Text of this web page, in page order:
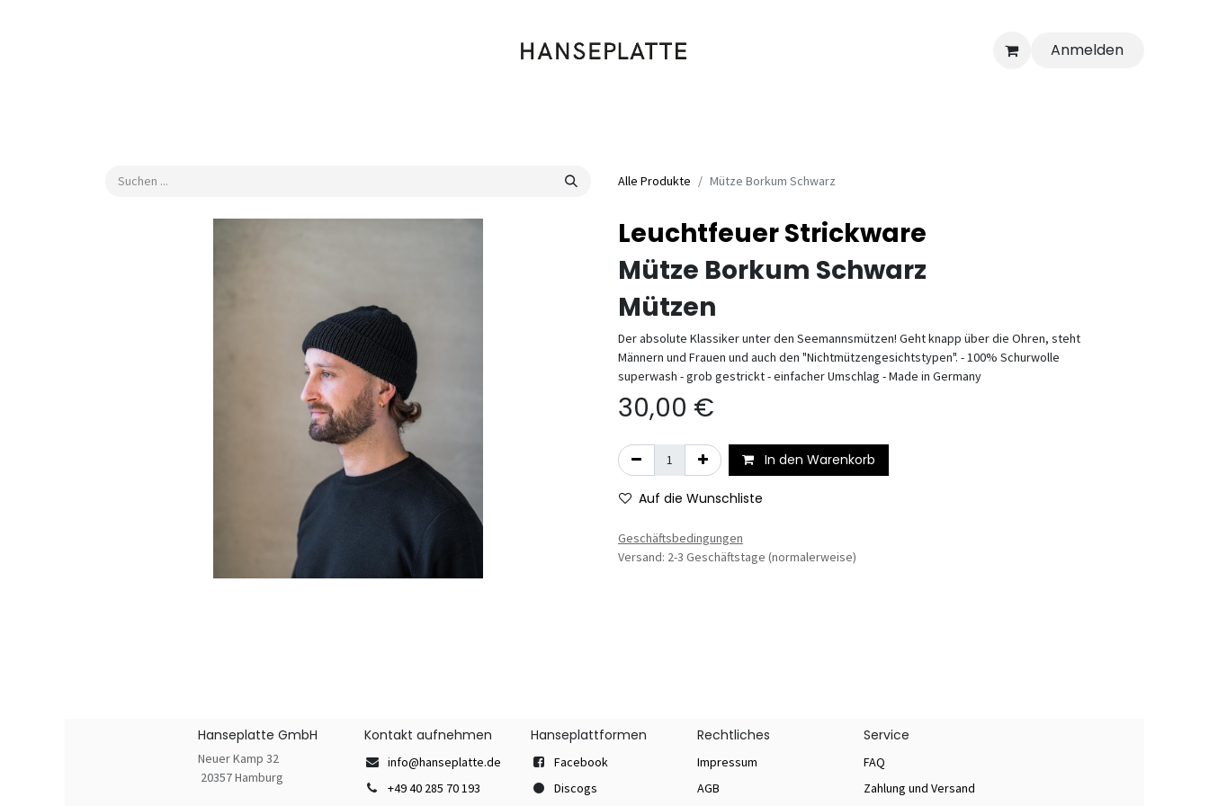
Anmelden
Alle Produkte Mütze Borkum Schwarz
Leuchtfeuer Strickware
Mütze Borkum Schwarz
Mützen
Der absolute Klassiker unter den Seemannsmützen! Geht knapp über die Ohren, steht
Männern und Frauen und auch den "Nichtmützengesichtstypen". - 100% Schurwolle
superwash - grob gestrickt - einfacher Umschlag - Made in Germany
30,00 €
In den Warenkorb
Auf die Wunschliste
Geschäftsbedingungen
Versand: 2-3 Geschäftstage (normalerweise)
Kontakt aufnehmen
info@hanseplatte.de
+49 40 285 70 193
Hanseplattformen
Facebook
Discogs
Hanseplatte GmbH
Neuer Kamp 32
20357 Hamburg
Rechtliches
Impressum
AGB
Service
FAQ
Zahlung und Versand